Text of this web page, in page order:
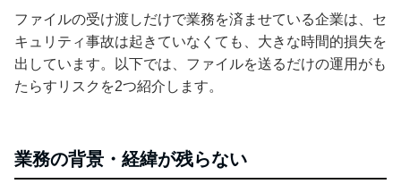
ファイルの受け渡しだけで業務を済ませている企業は、セ
キュリティ事故は起きていなくても、大きな時間的損失を
出しています。以下では、ファイルを送るだけの運用がも
たらすリスクを2つ紹介します。
業務の背景・経緯が残らない